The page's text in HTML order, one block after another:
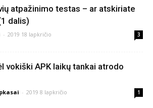
atpažinimo testas – ar atskiriate
dalis)
- 2019 18 lapkričio 3
vokiški APK laikų tankai atrodo
- 2019 8 lapkričio 1